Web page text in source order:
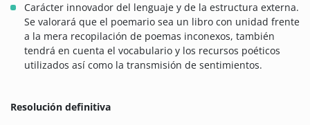
Carácter innovador del lenguaje y de la estructura externa.
Se valorará que el poemario sea un libro con unidad frente
a la mera recopilación de poemas inconexos, también
tendrá en cuenta el vocabulario y los recursos poéticos
utilizados así como la transmisión de sentimientos.
Resolución definitiva